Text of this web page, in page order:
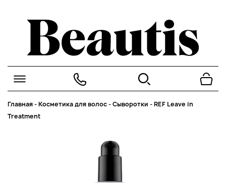
Главная-Косметика для волос-Сыворотки -REF Leave in
Treatment